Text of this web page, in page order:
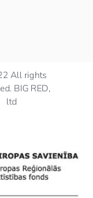
All rights
BIG RED,
ltd